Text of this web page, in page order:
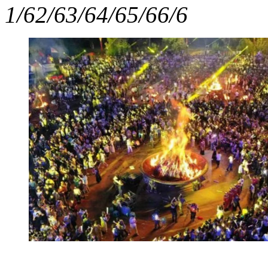
1/62/63/64/65/66/6